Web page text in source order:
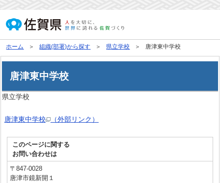
ホーム 組織(部署)から探す 県立学校 唐津東中学校
唐津東中学校
県立学校
唐津東中学校 （外部リンク）
このページに関する
お問い合わせは
〒847-0028
唐津市鏡新開１